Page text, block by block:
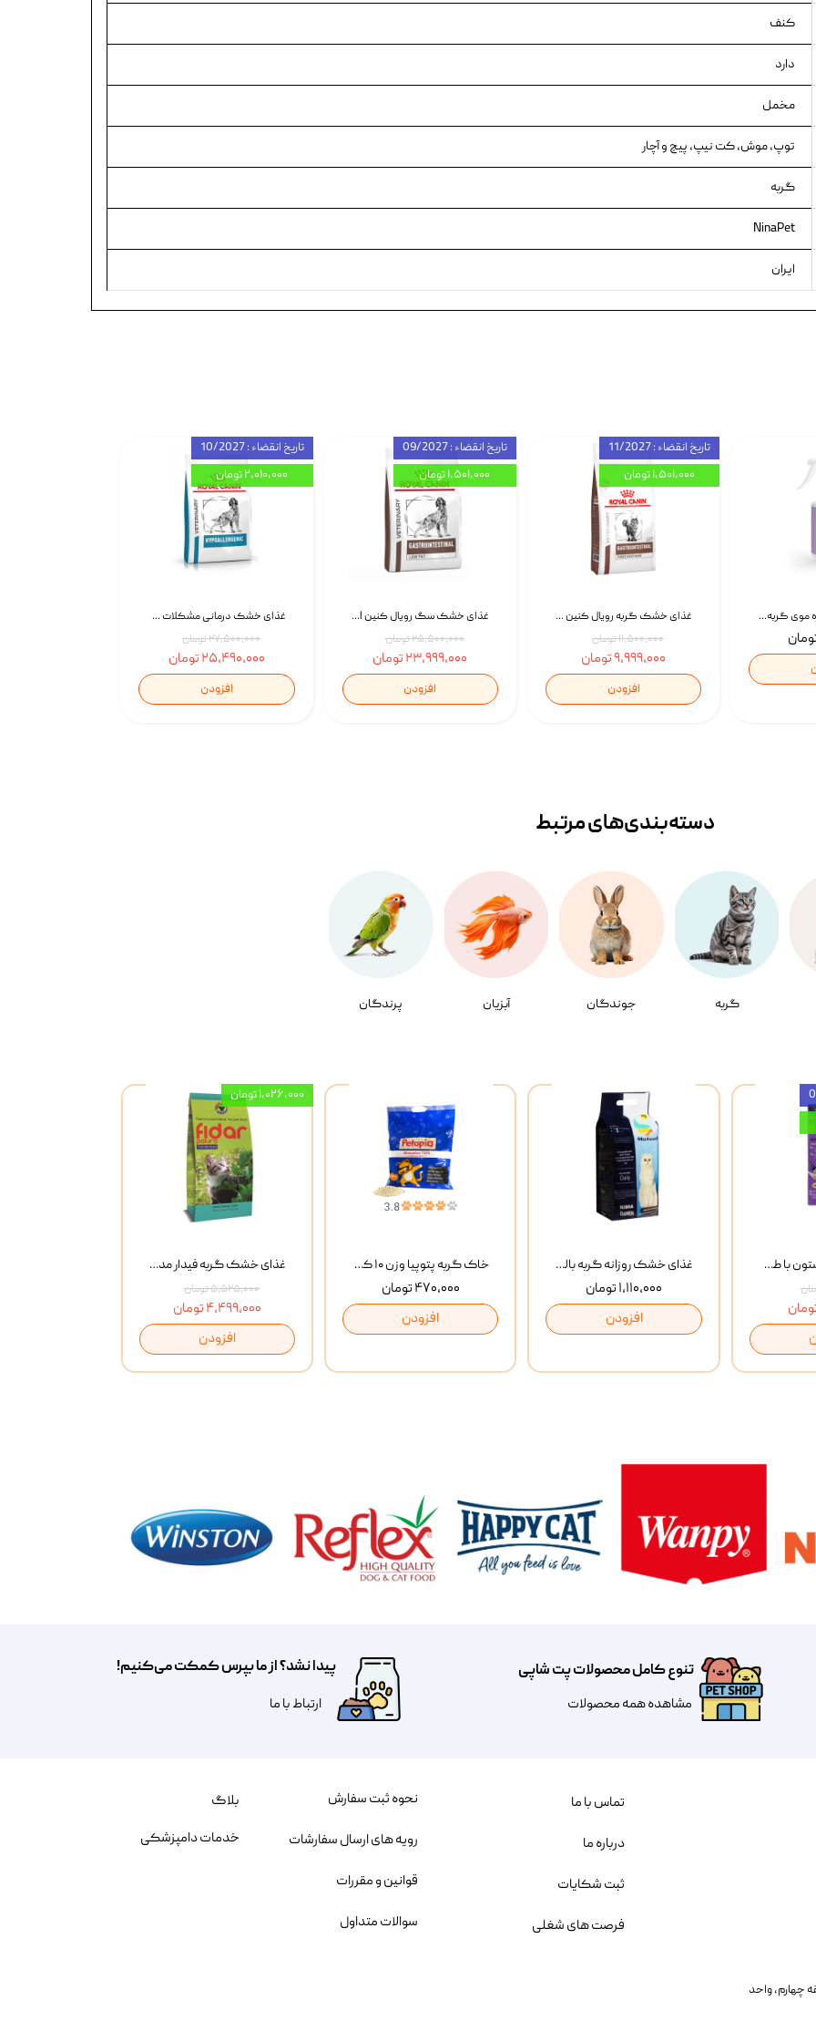
کنف
دارد
مخمل
توپ، موش، کت نیپ، پیچ و آچار
گربه
NinaPet
ایران
غذای خشک درمانی مشکلات گوارشی سگ رویال کنین Royal Canin Hypoallergenic وزن 7 کیلوگرم | پت استوک
۲۷,۵۰۰,۰۰۰ تومان
۲۵,۴۹۰,۰۰۰ تومان
افزودن
تاریخ انقضاء : 10/2027
۲,۰۱۰,۰۰۰ تومان
غذای خشک سگ رویال کنین Royal Canin Gastrointestinal وزن 7.5 کیلوگرم | پت استوک
۲۵,۵۰۰,۰۰۰ تومان
۲۳,۹۹۹,۰۰۰ تومان
افزودن
تاریخ انقضاء : 09/2027
۱,۵۰۱,۰۰۰ تومان
غذای خشک گربه رویال کنین Gastrointestinal Fibre Response وزن 2 کیلوگرم | پت استوک
۱۱,۵۰۰,۰۰۰ تومان
۹,۹۹۹,۰۰۰ تومان
افزودن
تاریخ انقضاء : 11/2027
۱,۵۰۱,۰۰۰ تومان
اسپری بازکننده گره موی گربه نئوپت Neopet Detangling Spray حجم 120 میلی گرم
گربه جوندگان آبزیان پرندگان
دسته‌بندی‌‌های مرتبط
غذای خشک گربه فیدار مدل Adult وزن 10 کیلوگرم
۵,۵۲۵,۰۰۰ تومان
۴,۴۹۹,۰۰۰ تومان
افزودن
۱,۰۲۶,۰۰۰ تومان
خاک گربه پتوپیا وزن ۱۰ کیلوگرم
۴۷۰,۰۰۰ تومان
افزودن
غذای خشک روزانه گربه بالغ مفید MoFeed Adult Daily Cat Food وزن 2 کیلوگرم
۱,۱۱۰,۰۰۰ تومان
افزودن
بستنی گربه وینستون با طعم مرغ و ماهی Winstone Chicken & Fish بسته 8 عددی
تنوع کامل محصولات پت شاپی
مشاهده همه محصولات
پیدا نشد؟ از ما بپرس کمکت می‌کنیم!
​​​ارتباط با ما
خیابان بنی هاشم پلاک ۲۰۲ ، طبقه چهارم، واحد
نحوه ثبت سفارش
رویه های ارسال سفارشات
قوانین و مقررات
سوالات متداول
تماس با ما
درباره ما
ثبت شکایات
فرصت های شغلی
بلاگ
خدمات دامپزشکی